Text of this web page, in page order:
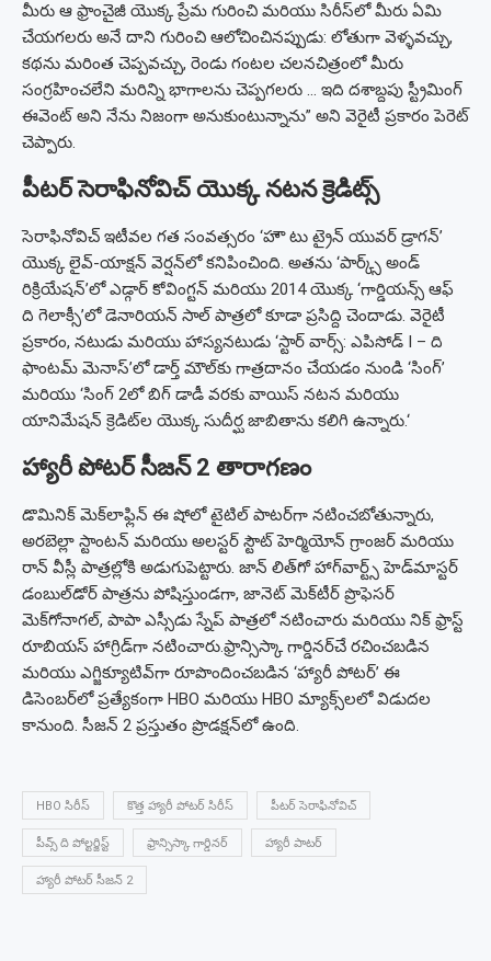
మీరు ఆ ఫ్రాంచైజీ యొక్క ప్రేమ గురించి మరియు సిరీస్‌లో మీరు ఏమి
చేయగలరు అనే దాని గురించి ఆలోచించినప్పుడు: లోతుగా వెళ్ళవచ్చు,
కథను మరింత చెప్పవచ్చు, రెండు గంటల చలనచిత్రంలో మీరు
సంగ్రహించలేని మరిన్ని భాగాలను చెప్పగలరు … ఇది దశాబ్దపు స్ట్రీమింగ్
ఈవెంట్ అని నేను నిజంగా అనుకుంటున్నాను” అని వెరైటీ ప్రకారం పెరెట్
చెప్పారు.
పీటర్ సెరాఫినోవిచ్ యొక్క నటన క్రెడిట్స్
సెరాఫినోవిచ్ ఇటీవల గత సంవత్సరం ‘హౌ టు ట్రైన్ యువర్ డ్రాగన్’
యొక్క లైవ్-యాక్షన్ వెర్షన్‌లో కనిపించింది. అతను ‘పార్క్స్ అండ్
రిక్రియేషన్’లో ఎడ్గార్ కోవింగ్టన్ మరియు 2014 యొక్క ‘గార్డియన్స్ ఆఫ్
ది గెలాక్సీ’లో డెనారియన్ సాల్ పాత్రలో కూడా ప్రసిద్ది చెందాడు. వెరైటీ
ప్రకారం, నటుడు మరియు హాస్యనటుడు ‘స్టార్ వార్స్: ఎపిసోడ్ I – ది
ఫాంటమ్ మెనాస్’లో డార్త్ మౌల్‌కు గాత్రదానం చేయడం నుండి ‘సింగ్’
మరియు ‘సింగ్ 2లో బిగ్ డాడీ వరకు వాయిస్ నటన మరియు
యానిమేషన్ క్రెడిట్‌ల యొక్క సుదీర్ఘ జాబితాను కలిగి ఉన్నారు.‘
హ్యారీ పోటర్ సీజన్ 2 తారాగణం
డొమినిక్ మెక్‌లాఫ్లిన్ ఈ షోలో టైటిల్ పాటర్‌గా నటించబోతున్నారు,
అరబెల్లా స్టాంటన్ మరియు అలస్టర్ స్టౌట్ హెర్మియోన్ గ్రాంజర్ మరియు
రాన్ వీస్లీ పాత్రల్లోకి అడుగుపెట్టారు. జాన్ లిత్‌గో హాగ్‌వార్ట్స్ హెడ్‌మాస్టర్
డంబుల్‌డోర్ పాత్రను పోషిస్తుండగా, జానెట్ మెక్‌టీర్ ప్రొఫెసర్
మెక్‌గోనాగల్, పాపా ఎస్సీడు స్నేప్ పాత్రలో నటించారు మరియు నిక్ ఫ్రాస్ట్
రూబియస్ హాగ్రిడ్‌గా నటించారు.ఫ్రాన్సిస్కా గార్డినర్‌చే రచించబడిన
మరియు ఎగ్జిక్యూటివ్‌గా రూపొందించబడిన ‘హ్యారీ పోటర్’ ఈ
డిసెంబర్‌లో ప్రత్యేకంగా HBO మరియు HBO మ్యాక్స్‌లలో విడుదల
కానుంది. సీజన్ 2 ప్రస్తుతం ప్రొడక్షన్‌లో ఉంది.
HBO సిరీస్ కొత్త హ్యారీ పోటర్ సిరీస్ పీటర్ సెరాఫినోవిచ్
పీవ్స్ ది పోల్టర్జిస్ట్ ఫ్రాన్సిస్కా గార్డినర్ హ్యారీ పాటర్
హ్యారీ పోటర్ సీజన్ 2